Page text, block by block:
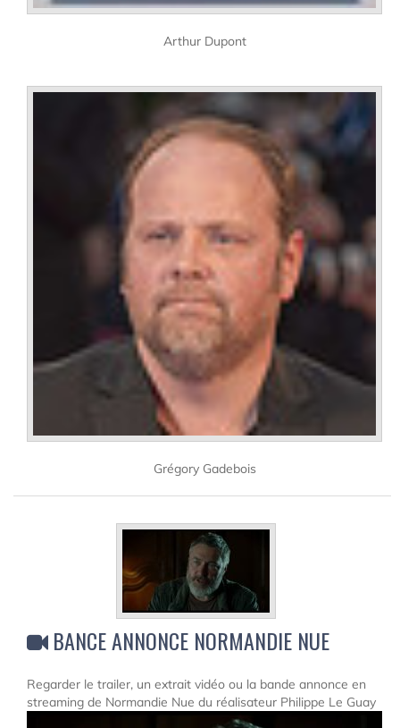
Arthur Dupont
Grégory Gadebois
BANCE ANNONCE NORMANDIE NUE
Regarder le trailer, un extrait vidéo ou la bande annonce en
streaming de Normandie Nue du réalisateur Philippe Le Guay